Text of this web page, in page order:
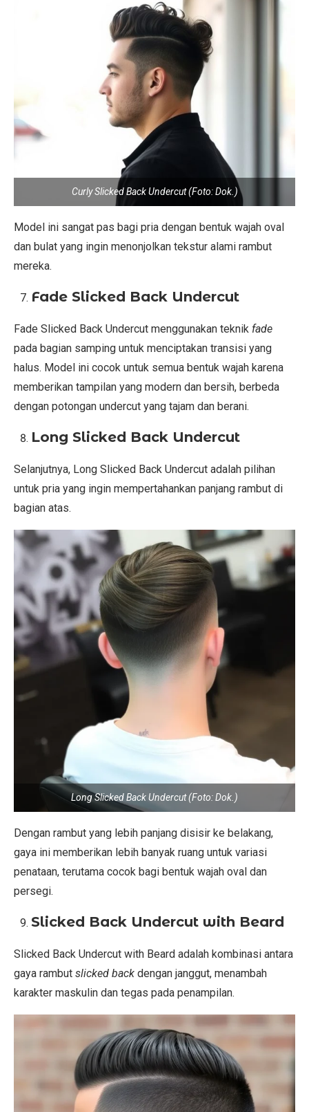
Curly Slicked Back Undercut (Foto: Dok.)
Model ini sangat pas bagi pria dengan bentuk wajah oval
dan bulat yang ingin menonjolkan tekstur alami rambut
mereka.
Fade Slicked Back Undercut
Fade Slicked Back Undercut menggunakan teknik fade
pada bagian samping untuk menciptakan transisi yang
halus. Model ini cocok untuk semua bentuk wajah karena
memberikan tampilan yang modern dan bersih, berbeda
dengan potongan undercut yang tajam dan berani.
Long Slicked Back Undercut
Selanjutnya, Long Slicked Back Undercut adalah pilihan
untuk pria yang ingin mempertahankan panjang rambut di
bagian atas.
Long Slicked Back Undercut (Foto: Dok.)
Dengan rambut yang lebih panjang disisir ke belakang,
gaya ini memberikan lebih banyak ruang untuk variasi
penataan, terutama cocok bagi bentuk wajah oval dan
persegi.
Slicked Back Undercut with Beard
Slicked Back Undercut with Beard adalah kombinasi antara
gaya rambut slicked back dengan janggut, menambah
karakter maskulin dan tegas pada penampilan.